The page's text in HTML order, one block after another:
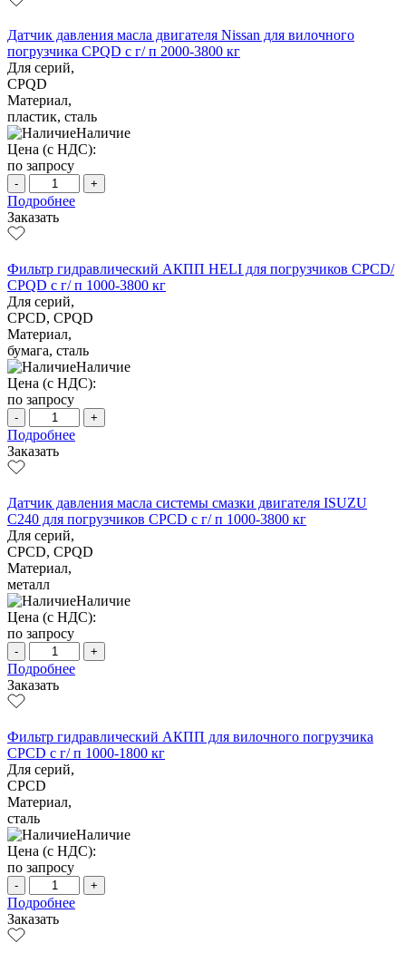
Датчик давления масла двигателя Nissan для вилочного
погрузчика CPQD с г/ п 2000-3800 кг
Для серий,
CPQD
Материал,
пластик, сталь
Наличие
Цена (с НДС):
по запросу
- +
Подробнее
Заказать
Фильтр гидравлический АКПП HELI для погрузчиков CPCD/
CPQD с г/ п 1000-3800 кг
Для серий,
CPCD, CPQD
Материал,
бумага, сталь
Наличие
Цена (с НДС):
по запросу
- +
Подробнее
Заказать
Датчик давления масла системы смазки двигателя ISUZU
C240 для погрузчиков CPCD с г/ п 1000-3800 кг
Для серий,
CPCD, CPQD
Материал,
металл
Наличие
Цена (с НДС):
по запросу
- +
Подробнее
Заказать
Фильтр гидравлический АКПП для вилочного погрузчика
CPCD с г/ п 1000-1800 кг
Для серий,
CPCD
Материал,
сталь
Наличие
Цена (с НДС):
по запросу
- +
Подробнее
Заказать